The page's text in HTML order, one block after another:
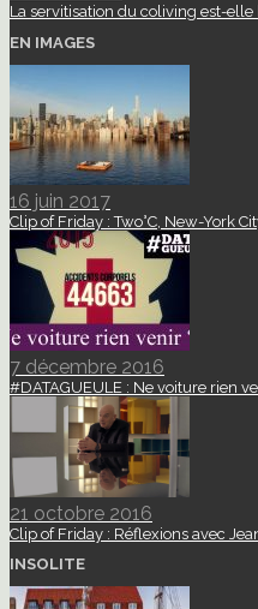
La servitisation du coliving est-elle
EN IMAGES
16 juin 2017
Clip of Friday : Two°C, New-York
7 décembre 2016
#DATAGUEULE : Ne voiture rien
21 octobre 2016
Clip of Friday : Réflexions avec
INSOLITE